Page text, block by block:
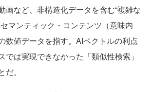
画など、非構造化データを含む“複雑な
マンティック・コンテンツ（意味内
数値データを指す。AIベクトルの利点
では実現できなかった「類似性検索」
。